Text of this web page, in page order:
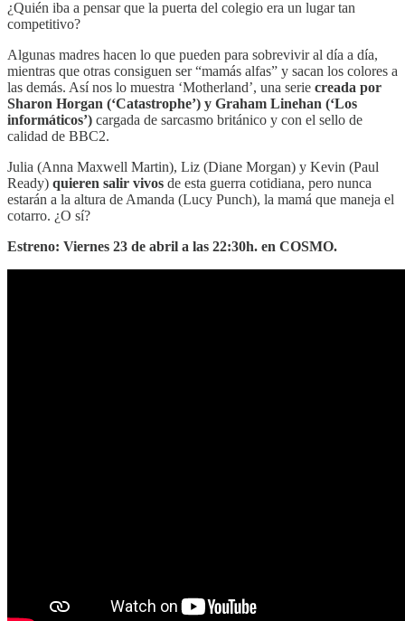
¿Quién iba a pensar que la puerta del colegio era un lugar tan
competitivo?
Algunas madres hacen lo que pueden para sobrevivir al día a día,
mientras que otras consiguen ser “mamás alfas” y sacan los colores a
las demás. Así nos lo muestra ‘Motherland’, una serie creada por
Sharon Horgan (‘Catastrophe’) y Graham Linehan (‘Los
informáticos’) cargada de sarcasmo británico y con el sello de
calidad de BBC2.
Julia (Anna Maxwell Martin), Liz (Diane Morgan) y Kevin (Paul
Ready) quieren salir vivos de esta guerra cotidiana, pero nunca
estarán a la altura de Amanda (Lucy Punch), la mamá que maneja el
cotarro. ¿O sí?
Estreno: Viernes 23 de abril a las 22:30h. en COSMO.